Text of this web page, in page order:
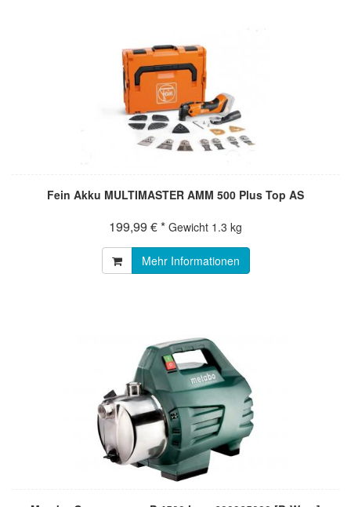
Fein Akku MULTIMASTER AMM 500 Plus Top AS
199,99 € * Gewicht 1.3 kg
Mehr Informationen